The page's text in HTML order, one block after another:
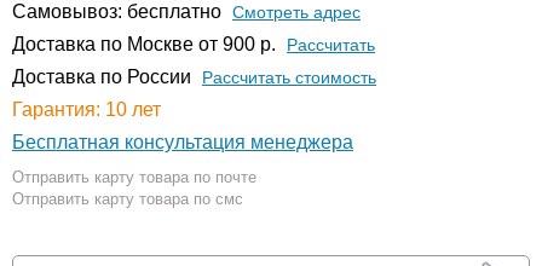
Самовывоз: бесплатно Смотреть адрес
Доставка по Москве от 900 р. Расcчитать
Доставка по России Рассчитать стоимость
Гарантия: 10 лет
Бесплатная консультация менеджера
Отправить карту товара по почте
Отправить карту товара по смс